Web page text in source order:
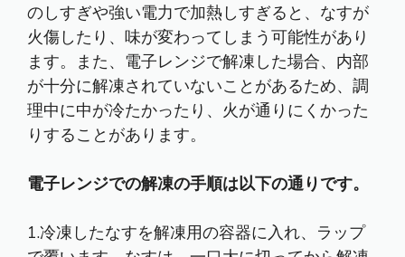
のしすぎや強い電力で加熱しすぎると、なすが
火傷したり、味が変わってしまう可能性があり
ます。また、電子レンジで解凍した場合、内部
が十分に解凍されていないことがあるため、調
理中に中が冷たかったり、火が通りにくかった
りすることがあります。
電子レンジでの解凍の手順は以下の通りです。
1.冷凍したなすを解凍用の容器に入れ、ラップ